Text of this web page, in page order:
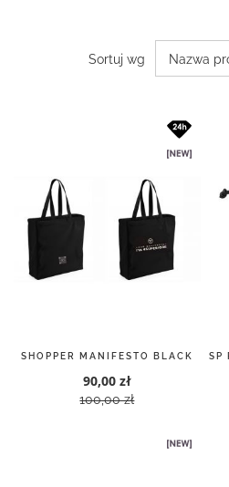
Sortuj wg
SHOPPER MANIFESTO BLACK
90,00 zł
100,00 zł
SP